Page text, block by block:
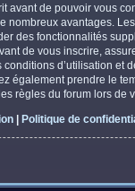
avant de pouvoir vous
nombreux avantages.
des fonctionnalités
de vous inscrire,
d’utilisation et
également prendre le
règles du forum lors de
| Politique de